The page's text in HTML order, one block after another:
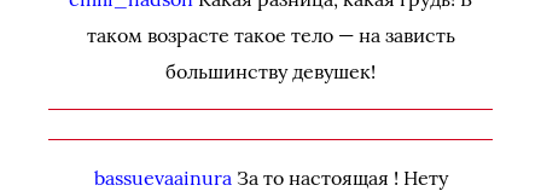
таком возрасте такое тело — на зависть
большинству девушек!
bassuevaainuraЗа то настоящая ! Нету